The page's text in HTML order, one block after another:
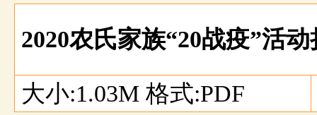
2020农氏家族“20战疫”活
大小:1.03M 格式:PDF